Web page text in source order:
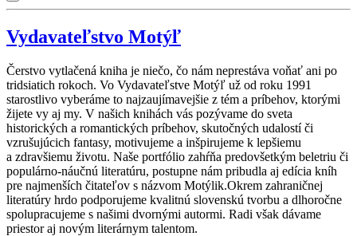
Vydavateľstvo Motýľ
Čerstvo vytlačená kniha je niečo, čo nám neprestáva voňať ani po
tridsiatich rokoch. Vo Vydavateľstve Motýľ už od roku 1991
starostlivo vyberáme to najzaujímavejšie z tém a príbehov, ktorými
žijete vy aj my. V našich knihách vás pozývame do sveta
historických a romantických príbehov, skutočných udalostí či
vzrušujúcich fantasy, motivujeme a inšpirujeme k lepšiemu
a zdravšiemu životu. Naše portfólio zahŕňa predovšetkým beletriu či
populárno-náučnú literatúru, postupne nám pribudla aj edícia kníh
pre najmenších čitateľov s názvom Motýlik.Okrem zahraničnej
literatúry hrdo podporujeme kvalitnú slovenskú tvorbu a dlhoročne
spolupracujeme s našimi dvornými autormi. Radi však dávame
priestor aj novým literárnym talentom.